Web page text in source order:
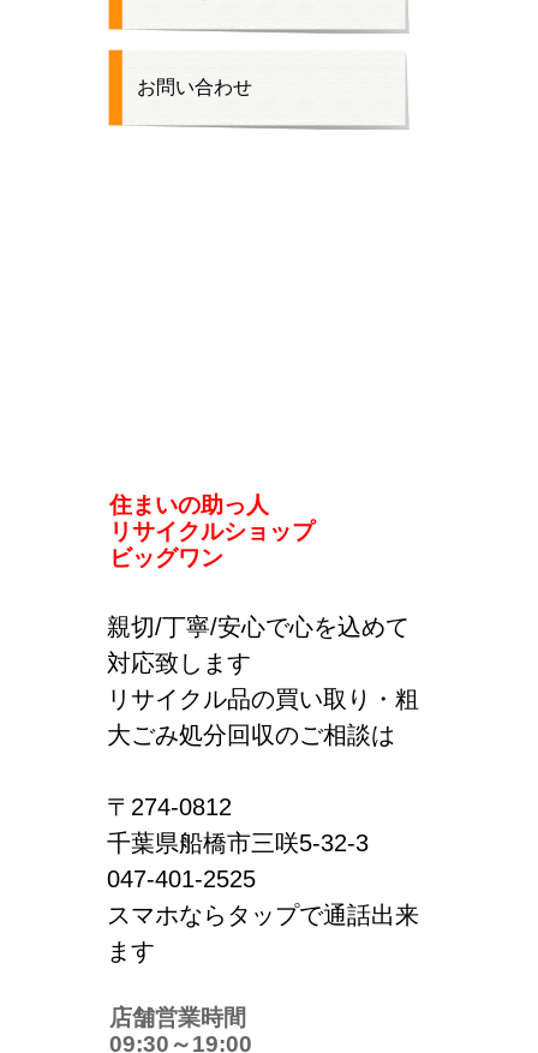
お問い合わせ
住まいの助っ人
リサイクルショップ
ビッグワン
親切/丁寧/安心で心を込めて
対応致します
リサイクル品の買い取り・粗
大ごみ処分回収のご相談は
〒274-0812
千葉県船橋市三咲5-32-3
047-401-2525
スマホならタップで通話出来
ます
店舗営業時間
09:30～19:00